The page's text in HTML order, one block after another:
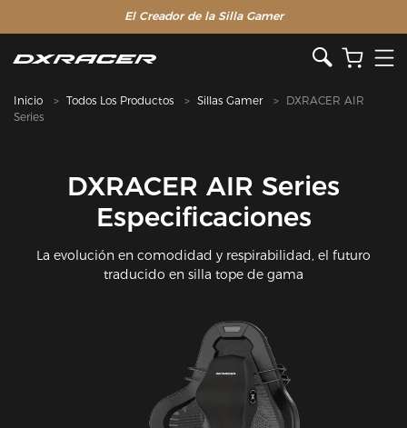
El Creador de la Silla Gamer
Inicio Todos Los Productos Sillas Gamer
DXRACER AIR
Series
DXRACER AIR Series
Especificaciones
La evolución en comodidad y respirabilidad, el futuro
traducido en silla tope de gama